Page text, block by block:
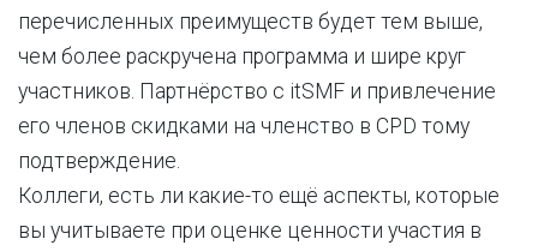
перечисленных преимуществ будет тем выше,
чем более раскручена программа и шире круг
участников. Партнёрство с itSMF и привлечение
его членов скидками на членство в CPD тому
подтверждение.
Коллеги, есть ли какие-то ещё аспекты, которые
вы учитываете при оценке ценности участия в